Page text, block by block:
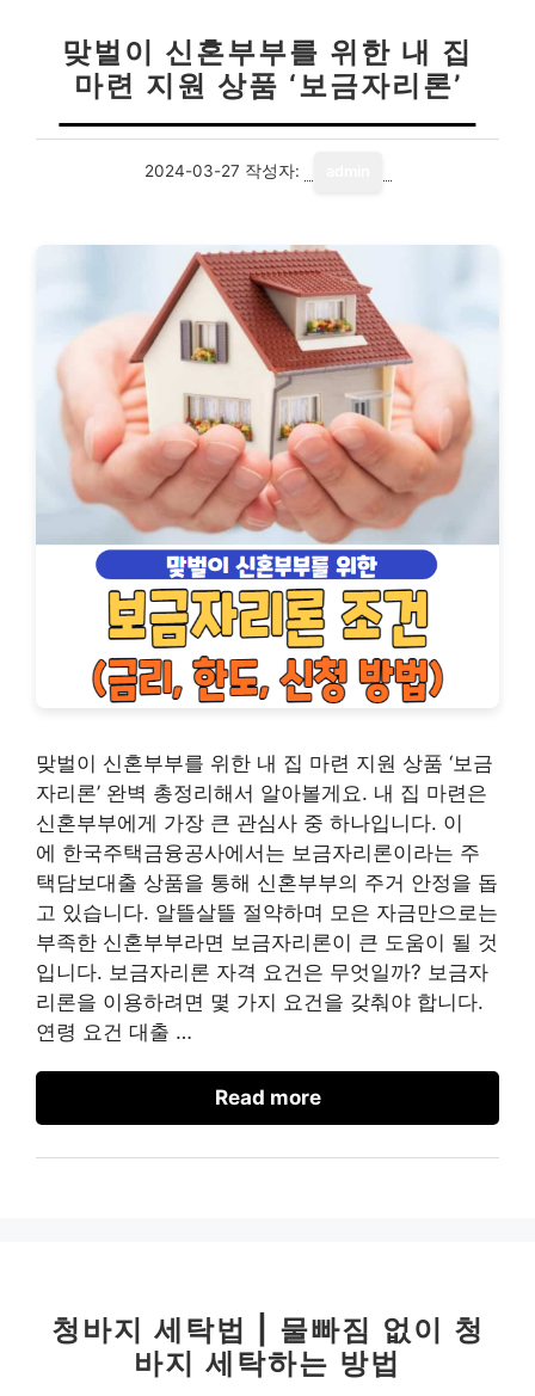
맞벌이 신혼부부를 위한 내 집
마련 지원 상품 ‘보금자리론’
2024-03-27 작성자:
맞벌이 신혼부부를 위한 내 집 마련 지원 상품 ‘보금
자리론’ 완벽 총정리해서 알아볼게요. 내 집 마련은
신혼부부에게 가장 큰 관심사 중 하나입니다. 이
에 한국주택금융공사에서는 보금자리론이라는 주
택담보대출 상품을 통해 신혼부부의 주거 안정을 돕
고 있습니다. 알뜰살뜰 절약하며 모은 자금만으로는
부족한 신혼부부라면 보금자리론이 큰 도움이 될 것
입니다. 보금자리론 자격 요건은 무엇일까? 보금자
리론을 이용하려면 몇 가지 요건을 갖춰야 합니다.
연령 요건 대출 …
Read more
청바지 세탁법 | 물빠짐 없이 청
바지 세탁하는 방법